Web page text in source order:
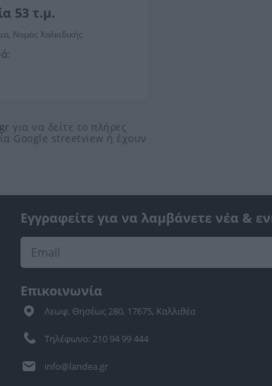
53 τ.μ.
Νομός Χαλκιδικής
για να δείτε το πλήρες
Google streetview ή έχουν
Εγγραφείτε για να λαμβάνετε νέα &
Επικοινωνία
Λεωφ. Θησέως 280, 17675, Καλλιθέα
Τηλέφωνο: 210 94 99 444
info@landea.gr